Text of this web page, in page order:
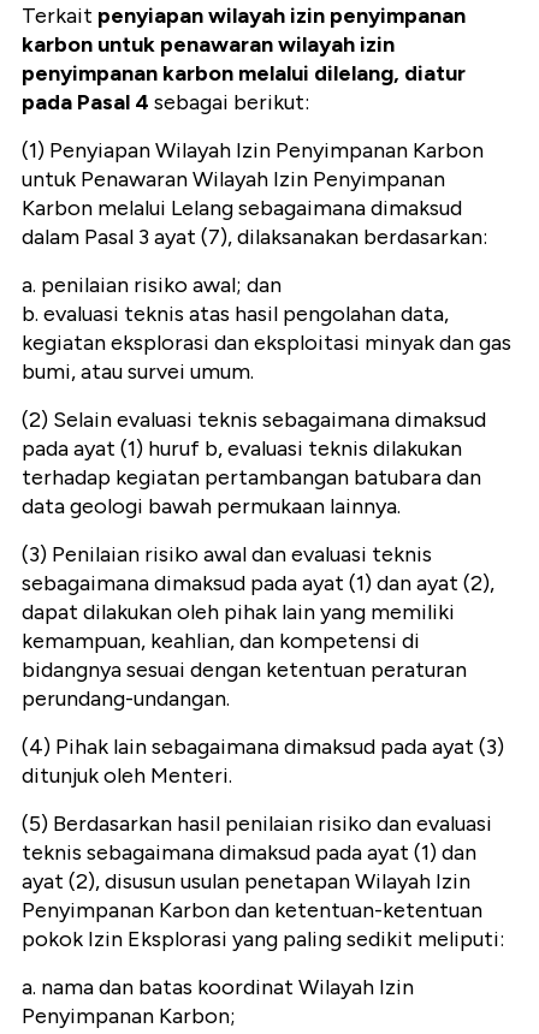
Terkait penyiapan wilayah izin penyimpanan
karbon untuk penawaran wilayah izin
penyimpanan karbon melalui dilelang, diatur
pada Pasal 4 sebagai berikut:
(1) Penyiapan Wilayah Izin Penyimpanan Karbon
untuk Penawaran Wilayah Izin Penyimpanan
Karbon melalui Lelang sebagaimana dimaksud
dalam Pasal 3 ayat (7), dilaksanakan berdasarkan:
a. penilaian risiko awal; dan
b. evaluasi teknis atas hasil pengolahan data,
kegiatan eksplorasi dan eksploitasi minyak dan gas
bumi, atau survei umum.
(2) Selain evaluasi teknis sebagaimana dimaksud
pada ayat (1) huruf b, evaluasi teknis dilakukan
terhadap kegiatan pertambangan batubara dan
data geologi bawah permukaan lainnya.
(3) Penilaian risiko awal dan evaluasi teknis
sebagaimana dimaksud pada ayat (1) dan ayat (2),
dapat dilakukan oleh pihak lain yang memiliki
kemampuan, keahlian, dan kompetensi di
bidangnya sesuai dengan ketentuan peraturan
perundang-undangan.
(4) Pihak lain sebagaimana dimaksud pada ayat (3)
ditunjuk oleh Menteri.
(5) Berdasarkan hasil penilaian risiko dan evaluasi
teknis sebagaimana dimaksud pada ayat (1) dan
ayat (2), disusun usulan penetapan Wilayah Izin
Penyimpanan Karbon dan ketentuan-ketentuan
pokok Izin Eksplorasi yang paling sedikit meliputi:
a. nama dan batas koordinat Wilayah Izin
Penyimpanan Karbon;